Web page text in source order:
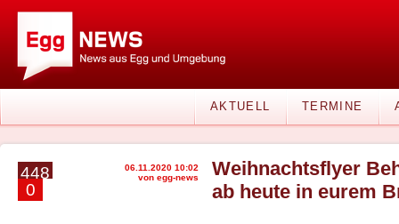
AKTUELL TERMINE
448
0
06.11.2020 10:02
von egg-news
Weihnachtsflyer
ab heute in eurem